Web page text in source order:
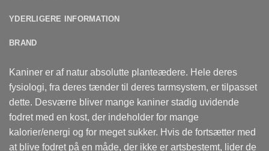
YDERLIGERE INFORMATION
BRAND
Kaniner er af natur absolutte planteædere. Hele deres
fysiologi, fra deres tænder til deres tarmsystem, er tilpasset
dette. Desværre bliver mange kaniner stadig uvidende
fodret med en kost, der indeholder for mange
kalorier/energi og for meget sukker. Hvis de fortsætter med
at blive fodret på en måde, der ikke er artsbestemt, lider de